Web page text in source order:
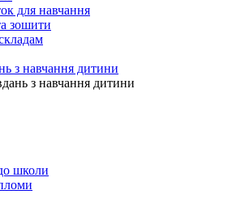
для навчання
зошити
з навчання дитини
з навчання дитини
школи